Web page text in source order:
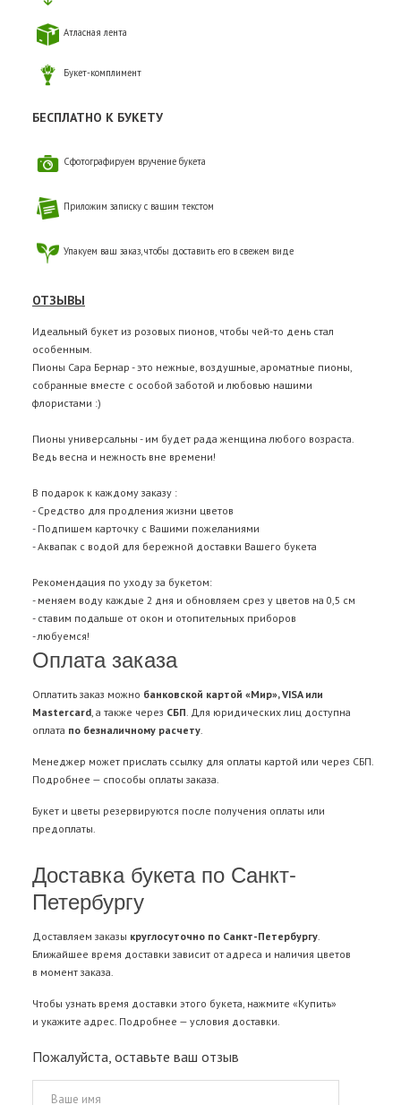
Атласная лента
Букет-комплимент
БЕСПЛАТНО К БУКЕТУ
Сфотографируем вручение букета
Приложим записку с вашим текстом
Упакуем ваш заказ, чтобы доставить его в свежем виде
ОТЗЫВЫ
Идеальный букет из розовых пионов, чтобы чей-то день стал
особенным.
Пионы Сара Бернар - это нежные, воздушные, ароматные пионы,
собранные вместе с особой заботой и любовью нашими
флористами :)
Пионы универсальны - им будет рада женщина любого возраста.
Ведь весна и нежность вне времени!
В подарок к каждому заказу :
- Средство для продления жизни цветов
- Подпишем карточку с Вашими пожеланиями
- Аквапак с водой для бережной доставки Вашего букета
Рекомендация по уходу за букетом:
- меняем воду каждые 2 дня и обновляем срез у цветов на 0,5 см
- ставим подальше от окон и отопительных приборов
- любуемся!
Оплата заказа
Оплатить заказ можно банковской картой «Мир», VISA или
Mastercard, а также через СБП. Для юридических лиц доступна
оплата по безналичному расчету.
Менеджер может прислать ссылку для оплаты картой или через СБП.
Подробнее — способы оплаты заказа.
Букет и цветы резервируются после получения оплаты или
предоплаты.
Доставка букета по Санкт-
Петербургу
Доставляем заказы круглосуточно по Санкт-Петербургу.
Ближайшее время доставки зависит от адреса и наличия цветов
в момент заказа.
Чтобы узнать время доставки этого букета, нажмите «Купить»
и укажите адрес. Подробнее — условия доставки.
Пожалуйста, оставьте ваш отзыв